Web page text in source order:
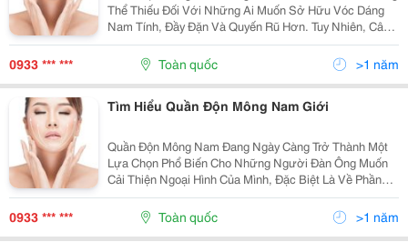
Thể Thiếu Đối Với Những Ai Muốn Sở Hữu Vóc Dáng
Nam Tính, Đầy Đặn Và Quyến Rũ Hơn. Tuy Nhiên, Câu
Hỏi Mà Nhiều Người Vẫn Thắc Mắc Là " Quần Độn
Mông Nam Giá Bao Nhiêu ? " Và Liệu Sản Phẩm Này Có
Xứng...
0933 *** *** Toàn quốc >1 năm
Tìm Hiểu Quần Độn Mông Nam Giới
Quần Độn Mông Nam Đang Ngày Càng Trở Thành Một
Lựa Chọn Phổ Biến Cho Những Người Đàn Ông Muốn
Cải Thiện Ngoại Hình Của Mình, Đặc Biệt Là Về Phần
Mông. Sản Phẩm Này Không Chỉ Giúp Tăng Cường Vẻ
Đẹp Cơ Thể Mà Còn Mang Lại Sự Tự Tin Trong Mọi
0933 *** *** Toàn quốc >1 năm